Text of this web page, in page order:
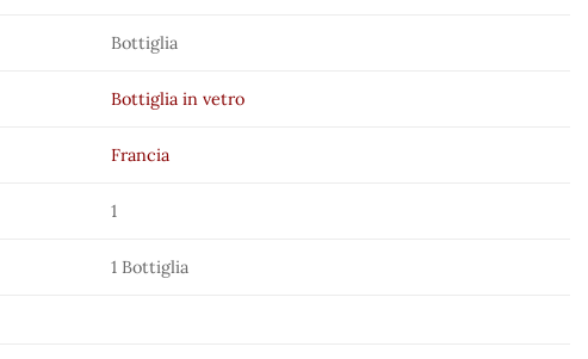
Bottiglia
Bottiglia in vetro
Francia
1
1 Bottiglia